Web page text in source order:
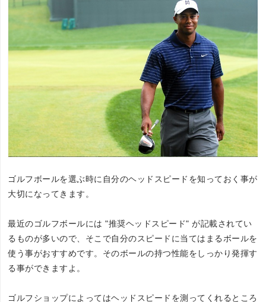
ゴルフボールを選ぶ時に自分のヘッドスピードを知っておく事が
大切になってきます。
最近のゴルフボールには "推奨ヘッドスピード" が記載されてい
るものが多いので、そこで自分のスピードに当てはまるボールを
使う事がおすすめです。そのボールの持つ性能をしっかり発揮す
る事ができますよ。
ゴルフショップによってはヘッドスピードを測ってくれるところ